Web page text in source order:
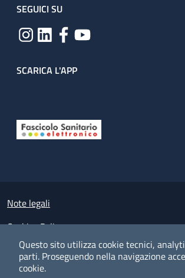
Questo sito utilizza cookie tecnici,
parti. Proseguendo nella navigazione
cookie.
SEGUICI SU
SCARICA L'APP
Small prints
Note legali
Cookies Policy
Policy privacy e protezione del dato
Albo pretorio on-line